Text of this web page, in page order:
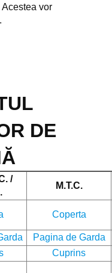
vor
DE
/
M.T.C.
Coperta
Pagina de Garda
Cuprins